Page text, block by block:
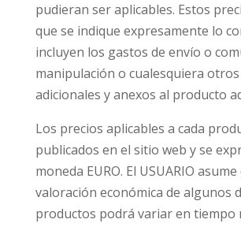
pudieran ser aplicables. Estos
que se indique expresamente lo
incluyen los gastos de envío o
manipulación o cualesquiera
adicionales y anexos al producto
Los precios aplicables a cada
publicados en el sitio web y se
moneda EURO. El USUARIO
valoración económica de algunos
productos podrá variar en tiempo